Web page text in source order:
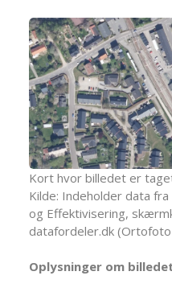
Kort hvor billedet er
Kilde: Indeholder data
og Effektivisering,
datafordeler.dk
Oplysninger om